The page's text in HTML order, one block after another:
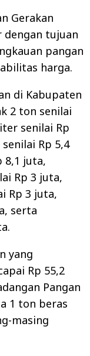
Gerakan
dengan tujuan
pangan
harga.
di Kabupaten
2 ton senilai
senilai Rp
Rp 5,4
8,1 juta,
Rp 3 juta,
Rp 3 juta,
serta
yang
Rp 55,2
Pangan
1 ton beras
masing